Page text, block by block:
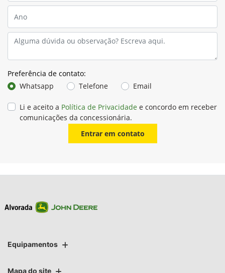
Preferência de contato:
Whatsapp
Telefone Email
Li e aceito a Política de Privacidade e concordo em receber
comunicações da concessionária.
Entrar em contato
Equipamentos
Mapa do site